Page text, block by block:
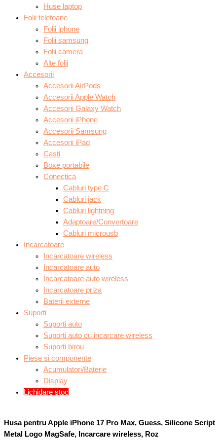
Huse laptop
Folii telefoane
Folii iphone
Folii samsung
Folii camera
Alte folii
Accesorii
Accesorii AirPods
Accesorii Apple Watch
Accesorii Galaxy Watch
Accesorii iPhone
Accesorii Samsung
Accesorii iPad
Casti
Boxe portabile
Conectica
Cabluri type C
Cabluri jack
Cabluri lightning
Adaptoare/Convertoare
Cabluri microusb
Incarcatoare
Incarcatoare wireless
Incarcatoare auto
Incarcatoare auto wireless
Incarcatoare priza
Baterii externe
Suporti
Suporti auto
Suporti auto cu incarcare wireless
Suporti birou
Piese si componente
Acumulatori/Baterie
Display
Lichidare stoc
Husa pentru Apple iPhone 17 Pro Max, Guess, Silicone Script
Metal Logo MagSafe, Incarcare wireless, Roz